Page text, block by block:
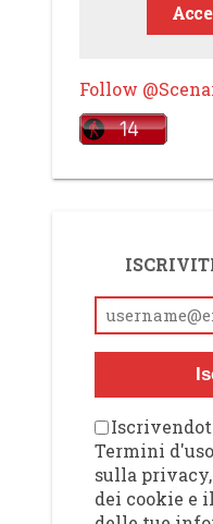
Follow
Termini
sulla
dei cookie e